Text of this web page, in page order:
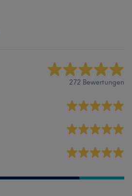
272 Bewertungen